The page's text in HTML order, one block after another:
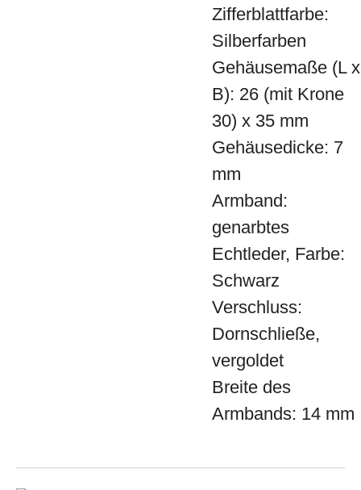
Zifferblattfarbe:
Silberfarben
Gehäusemaße (L x
B): 26 (mit Krone
30) x 35 mm
Gehäusedicke: 7
mm
Armband:
genarbtes
Echtleder, Farbe:
Schwarz
Verschluss:
Dornschließe,
vergoldet
Breite des
Armbands: 14 mm